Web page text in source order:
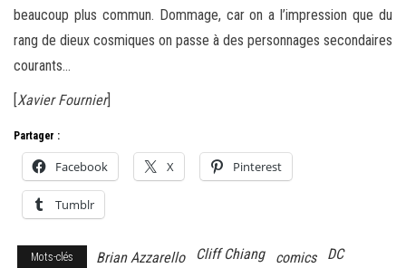
beaucoup plus commun. Dommage, car on a l’impression que du
rang de dieux cosmiques on passe à des personnages secondaires
courants…
[Xavier Fournier]
Partager :
Facebook X Pinterest
Tumblr
Mots-clés Brian Azzarello Cliff Chiang comics
DC